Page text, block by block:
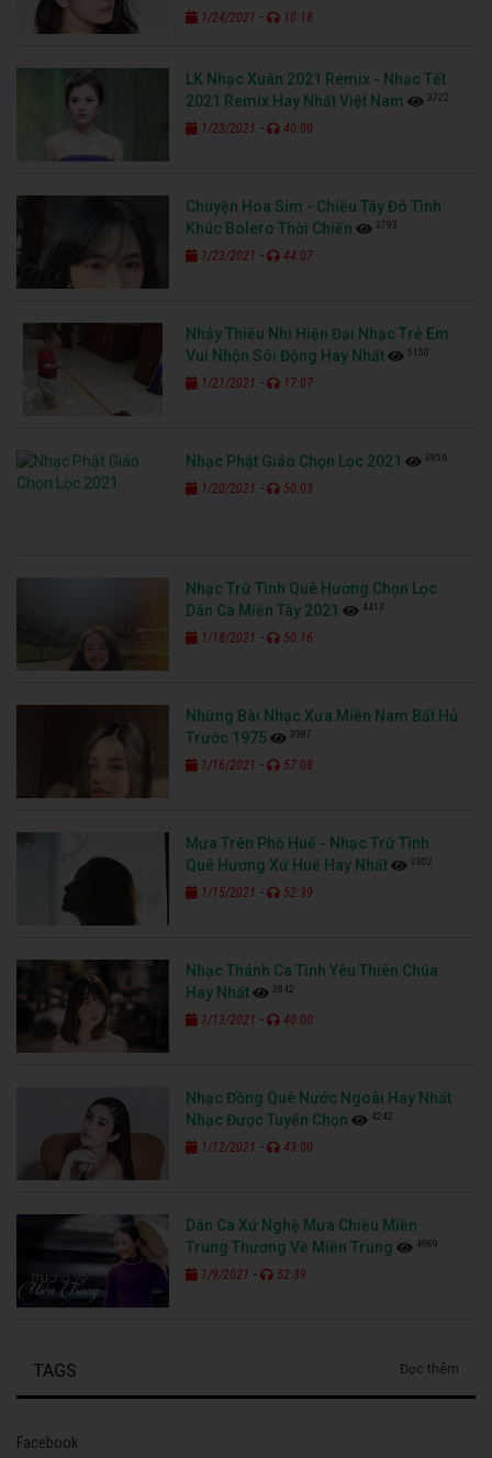
1/24/2021 - 10:18
LK Nhạc Xuân 2021 Remix - Nhạc Tết
2021 Remix Hay Nhất Việt Nam
3722
1/23/2021 - 40:00
Chuyện Hoa Sim - Chiều Tây Đô Tình
Khúc Bolero Thời Chiến
3793
1/23/2021 - 44:07
Nhảy Thiếu Nhi Hiện Đại Nhạc Trẻ Em
Vui Nhộn Sôi Động Hay Nhất
5150
1/21/2021 - 17:07
Nhạc Phật Giáo Chọn Lọc 2021 3956
1/20/2021 - 50:03
Nhạc Trữ Tình Quê Hương Chọn Lọc
Dân Ca Miền Tây 2021
4413
1/18/2021 - 50:16
Những Bài Nhạc Xưa Miền Nam Bất Hủ
Trước 1975
3987
1/16/2021 - 57:08
Mưa Trên Phố Huế - Nhạc Trữ Tình
Quê Hương Xứ Huế Hay Nhất
3302
1/15/2021 - 52:39
Nhạc Thánh Ca Tình Yêu Thiên Chúa
Hay Nhất
3842
1/13/2021 - 40:00
Nhạc Đồng Quê Nước Ngoài Hay Nhất
Nhạc Được Tuyển Chọn
4242
1/12/2021 - 43:00
Dân Ca Xứ Nghệ Mưa Chiều Miền
Trung Thương Về Miền Trung
4989
1/9/2021 - 52:39
TAGS Đọc thêm
Facebook